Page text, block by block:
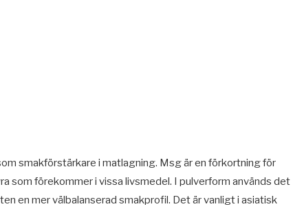
smakförstärkare i matlagning. Msg är en förkortning för
som förekommer i vissa livsmedel. I pulverform används det
en mer välbalanserad smakprofil. Det är vanligt i asiatisk